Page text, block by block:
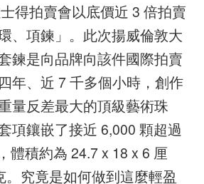
得拍賣會以底價近 3 倍拍賣
、項鍊」。此次揚威倫敦大
鍊是向品牌向該件國際拍賣
年、近 7 千多個小時，創作
量反差最大的頂級藝術珠
項鑲嵌了接近 6,000 顆超過
體積約為 24.7 x 18 x 6 厘
。究竟是如何做到這麼輕盈